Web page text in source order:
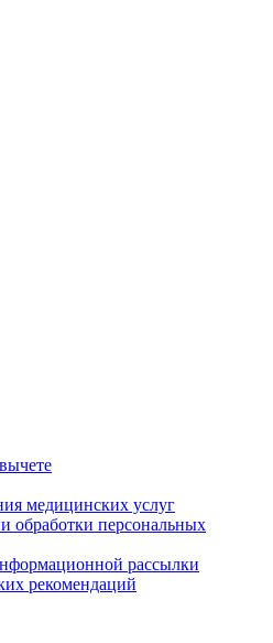
медицинских услуг
обработки персональных
рассылки
рекомендаций